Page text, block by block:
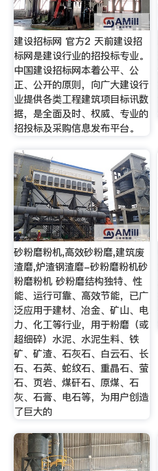
建设招标网 官方2 天前建设招
标网是建设行业的招投标专业。
中国建设招标网本着公平、公
正、公开的原则，向广大建设行
业提供各类工程建筑项目标讯数
据，是全面及时、权威、专业的
招投标及采购信息发布平台。
砂粉磨粉机,高效砂粉磨,建筑废
渣磨,炉渣钢渣磨-砂粉磨粉机砂
粉磨粉机 砂粉磨结构独特、性
能、运行可靠、高效节能，已广
泛应用于建材、冶金、矿山、电
力、化工等行业，用于粉磨（或
超细碎）水泥、水泥生料、铁
矿、矿渣、石灰石、白云石、长
石、石英、蛇纹石、重晶石、萤
石、页岩、煤矸石、原煤、石
灰、石膏、电石等，为用户创造
了巨大的